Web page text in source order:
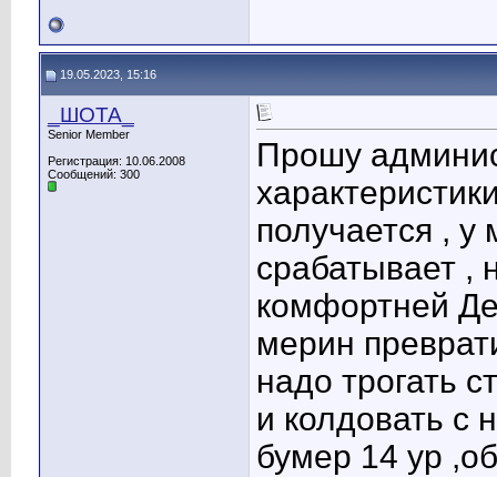
19.05.2023, 15:16
_ШОТА_
Senior Member
Регистрация: 10.06.2008
Сообщений: 300
Прошу
получается , у
срабатывает ,
комфортней
мерин
надо трогать
и колдовать с
бумер 14 ур